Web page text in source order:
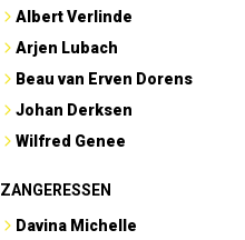
Albert Verlinde
Arjen Lubach
Beau van Erven Dorens
Johan Derksen
Wilfred Genee
ZANGERESSEN
Davina Michelle